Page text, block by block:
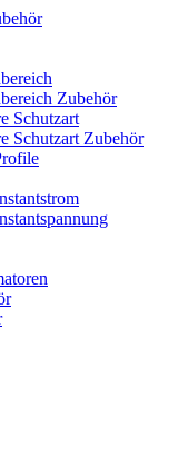
Zubehör
Schutzart
Schutzart Zubehör